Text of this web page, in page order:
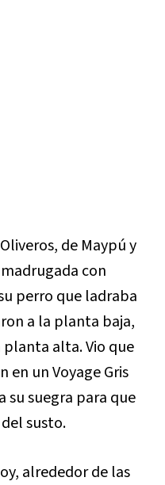
de Maypú y
con
perro que ladraba
a la planta baja,
alta. Vio que
en un Voyage Gris
su suegra para que
susto.
alrededor de las